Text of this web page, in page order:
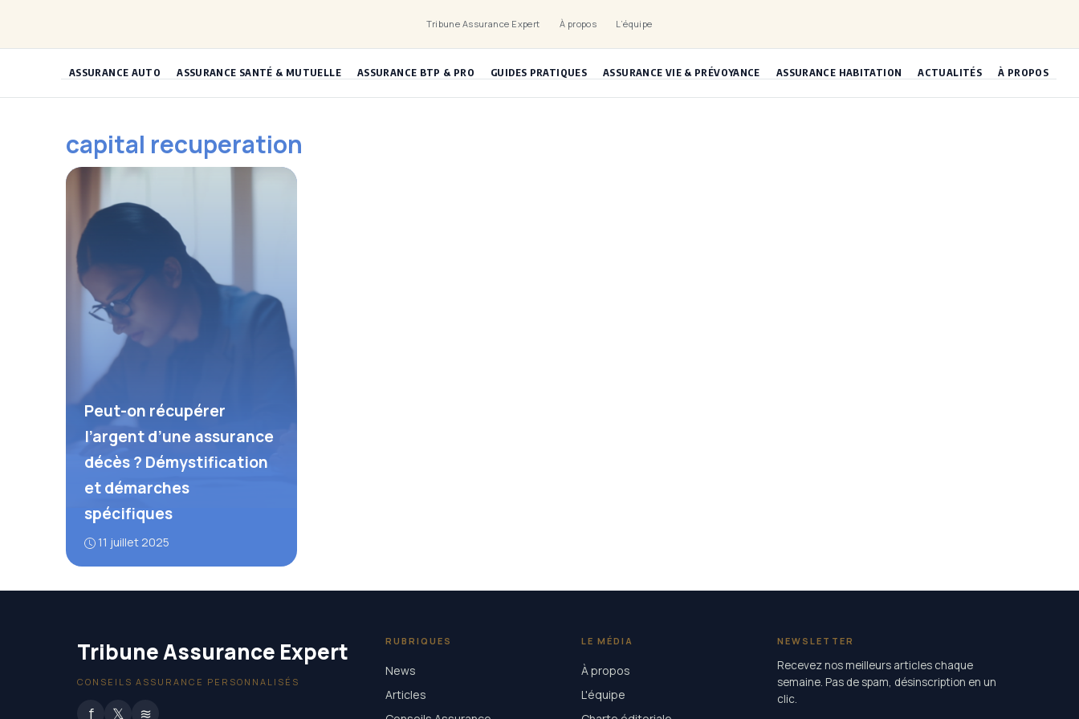
contenu
Tribune Assurance Expert À propos L’équipe
ASSURANCE AUTO ASSURANCE SANTÉ & MUTUELLE ASSURANCE BTP & PRO GUIDES PRATIQUES ASSURANCE VIE & PRÉVOYANCE ASSURANCE HABITATION ACTUALITÉS À PROPOS
capital recuperation
Peut-on récupérer
l’argent d’une assurance
décès ? Démystification
et démarches
spécifiques
11 juillet 2025
Tribune Assurance Expert
CONSEILS ASSURANCE PERSONNALISÉS
f 𝕏 ≋
RUBRIQUES
News
Articles
LE MÉDIA
À propos
L'équipe
NEWSLETTER
Recevez nos meilleurs articles chaque
semaine. Pas de spam, désinscription en un
clic.